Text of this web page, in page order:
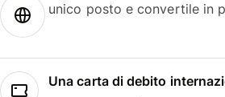
unico posto e convertile in
Una carta di debito